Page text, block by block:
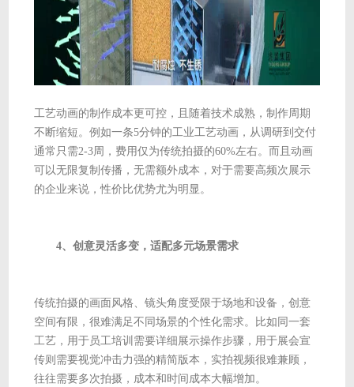
工艺动画的制作成本更可控，且随着技术成熟，制作周期
不断缩短。例如一条5分钟的工业工艺动画，从调研到交付
通常只需2-3周，费用仅为传统拍摄的60%左右。而且动画
可以无限复制传播，无需额外成本，对于需要高频次展示
的企业来说，性价比优势尤为明显。
4、创意灵活多变，适配多元场景需求
传统拍摄的画面风格、镜头角度受限于场地和设备，创意
空间有限，很难满足不同场景的个性化需求。比如同一套
工艺，用于员工培训需要详细展示操作步骤，用于展会宣
传则需要视觉冲击力强的精简版本，实拍视频很难兼顾，
往往需要多次拍摄，成本和时间成本大幅增加。